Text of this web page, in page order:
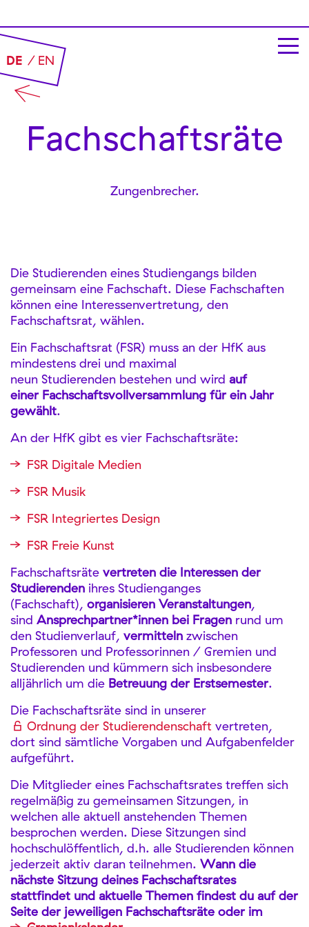
DE EN
Fach­schaftsräte
Zungen­brecher.
Die Studierenden eines Studiengangs bilden
gemeinsam eine Fachschaft. Diese Fachschaften
können eine Interessenvertretung, den
Fachschaftsrat, wählen.
Ein Fachschaftsrat (FSR) muss an der HfK aus
mindestens drei und maximal
neun Studierenden bestehen und wird auf
einer Fachschaftsvollversammlung für ein Jahr
gewählt.
An der HfK gibt es vier Fachschaftsräte:
FSR Digitale Medien
FSR Musik
FSR Integriertes Design
FSR Freie Kunst
Fachschaftsräte vertreten die Interessen der
Studierenden ihres Studienganges
(Fachschaft), organisieren Veranstaltungen,
sind Ansprechpartner*innen bei Fragen rund um
den Studienverlauf, vermitteln zwischen
Professoren und Professorinnen / Gremien und
Studierenden und kümmern sich insbesondere
alljährlich um die Betreuung der Erstsemester.
Die Fachschaftsräte sind in unserer
Ordnung der Studierendenschaft vertreten,
dort sind sämtliche Vorgaben und Aufgabenfelder
aufgeführt.
Die Mitglieder eines Fachschaftsrates treffen sich
regelmäßig zu gemeinsamen Sitzungen, in
welchen alle aktuell anstehenden Themen
besprochen werden. Diese Sitzungen sind
hochschulöffentlich, d.h. alle Studierenden können
jederzeit aktiv daran teilnehmen. Wann die
nächste Sitzung deines Fachschaftsrates
stattfindet und aktuelle Themen findest du auf der
Seite der jeweiligen Fachschaftsräte oder im